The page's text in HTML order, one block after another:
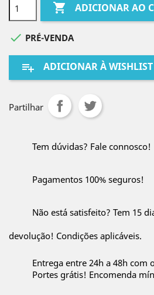
 ADICIONAR AO
 PRÉ-VENDA
playlist_add ADICIONAR À WISHLIST
Partilhar
Tem dúvidas? Fale connosco!
Pagamentos 100% seguros!
Não está satisfeito? Tem 15
devolução! Condições aplicáveis.
Entrega entre 24h a 48h com
Portes grátis! Encomenda